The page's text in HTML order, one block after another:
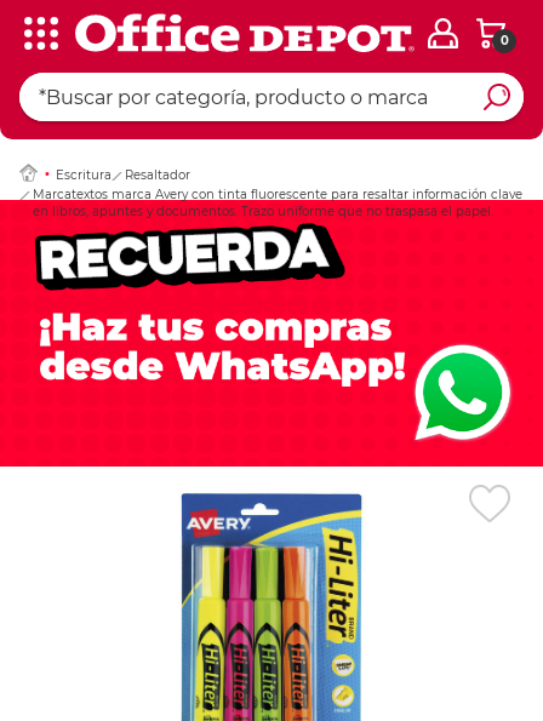
0
Escritura
Resaltador
Marcatextos marca Avery con tinta fluorescente para resaltar información clave
en libros, apuntes y documentos. Trazo uniforme que no traspasa el papel.
Ingresar Codigo